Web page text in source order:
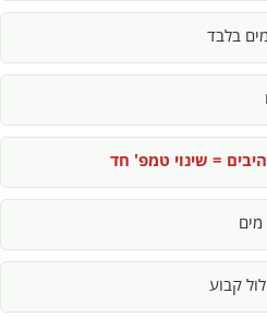
בלבד
= שינוי טמפ' חד
מים
קבוע